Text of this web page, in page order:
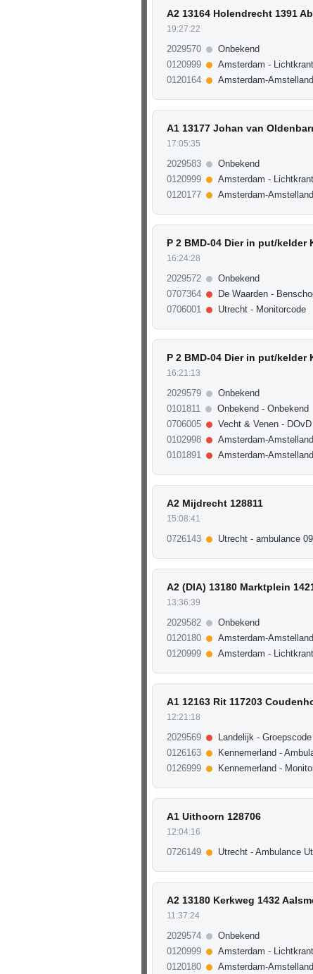
A2 13164 Holendrecht 1391
19:27:22
2029570
Onbekend
0120999
Amsterdam - Lichtkrant
0120164
Amsterdam-
A1 13177 Johan van
17:05:35
2029583
Onbekend
0120999
Amsterdam - Lichtkrant
0120177
Amsterdam-
P 2 BMD-04 Dier in put/kelder
16:24:28
2029572
Onbekend
0707364
De Waarden -
0706001
Utrecht - Monitorcode
P 2 BMD-04 Dier in put/kelder
16:21:13
2029579
Onbekend
0101811
Onbekend - Onbekend
0706005
Vecht & Venen - DOvD
0102998
Amsterdam-
0101891
Amsterdam-
A2 Mijdrecht 128811
15:08:41
0726143 Utrecht - ambulance
A2 (DIA) 13180 Marktplein
13:36:39
2029582
Onbekend
0120180
Amsterdam-
0120999
Amsterdam - Lichtkrant
A1 12163 Rit 117203
12:21:18
2029569
Landelijk -
0126163
Kennemerland -
0126999
Kennemerland -
A1 Uithoorn 128706
12:04:16
0726149 Utrecht - Ambulance
A2 13180 Kerkweg 1432
11:37:24
2029574
Onbekend
0120999
Amsterdam - Lichtkrant
0120180
Amsterdam-